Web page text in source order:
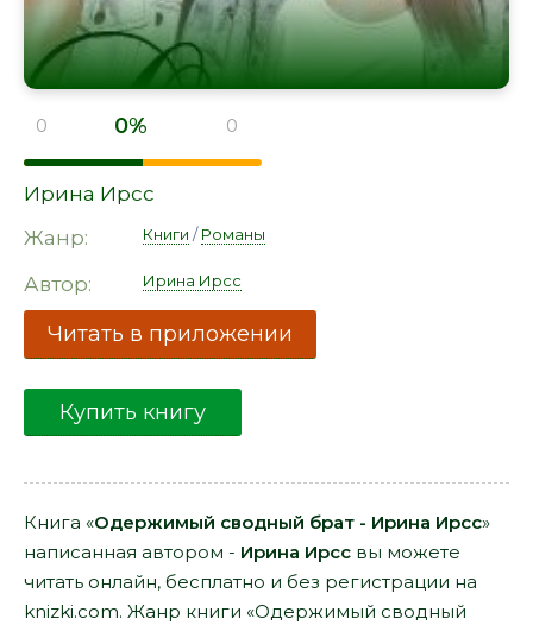
0 0% 0
Ирина Ирсс
Жанр:
Книги /Романы
Автор: Ирина Ирсс
Читать в приложении
Купить книгу
Книга «Одержимый сводный брат - Ирина Ирсс»
написанная автором - Ирина Ирсс вы можете
читать онлайн, бесплатно и без регистрации на
knizki.com. Жанр книги «Одержимый сводный